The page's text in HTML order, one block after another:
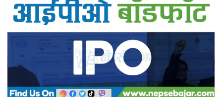
समाचार
बजार
बैंक-